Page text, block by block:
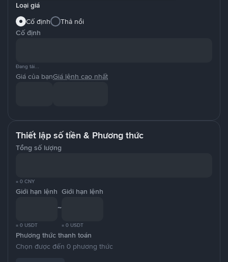
Loại giá
Cố định
Thả nổi
Cố định
Đang tải...
Giá của bạnGiá lệnh cao nhất
Thiết lập số tiền & Phương thức
Tổng số lượng
≈ 0 CNY
Giới hạn lệnh
≈ 0 USDT
~
Giới hạn lệnh
≈ 0 USDT
Phương thức thanh toán
Chọn được đến 0 phương thức